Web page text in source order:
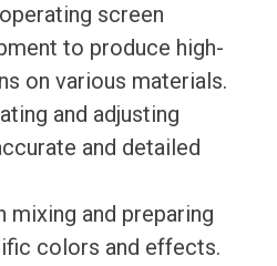
screen
to produce high-
on various materials.
and adjusting
and detailed
mixing and preparing
colors and effects.